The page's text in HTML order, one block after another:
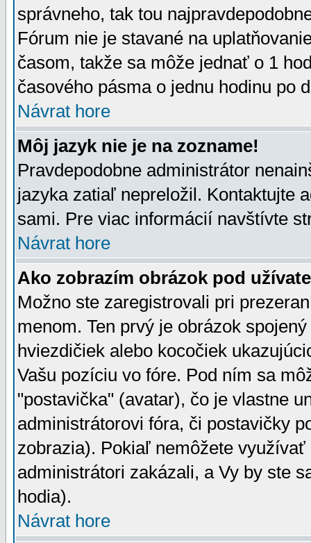
správneho, tak tou
Fórum nie je stavané na
časom, takže sa môže jednať o 1
časového pásma o jednu hodinu po
Návrat hore
Môj jazyk nie je na zozname!
Pravdepodobne administrátor
jazyka zatiaľ nepreložil. Kontaktujte
sami. Pre viac informácií navštívte
Návrat hore
Ako zobrazím obrázok pod
Možno ste zaregistrovali pri
menom. Ten prvý je obrázok
hviezdičiek alebo kocočiek
Vašu pozíciu vo fóre. Pod ním sa
"postavička" (avatar), čo je vlastne
administrátorovi fóra, či postavičky
zobrazia). Pokiaľ nemôžete
administrátori zakázali, a Vy by ste
hodia).
Návrat hore